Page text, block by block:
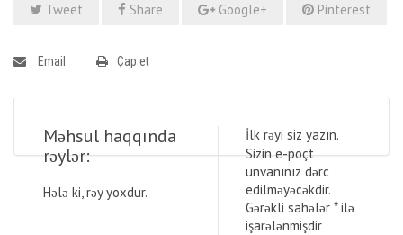
Tweet Share Google+ Pinterest
Email Çap et
Məhsul haqqında
rəylər:
Hələ ki, rəy yoxdur.
İlk rəyi siz yazın.
Sizin e-poçt
ünvanınız dərc
edilməyəcəkdir.
Gərəkli sahələr *ilə
işarələnmişdir